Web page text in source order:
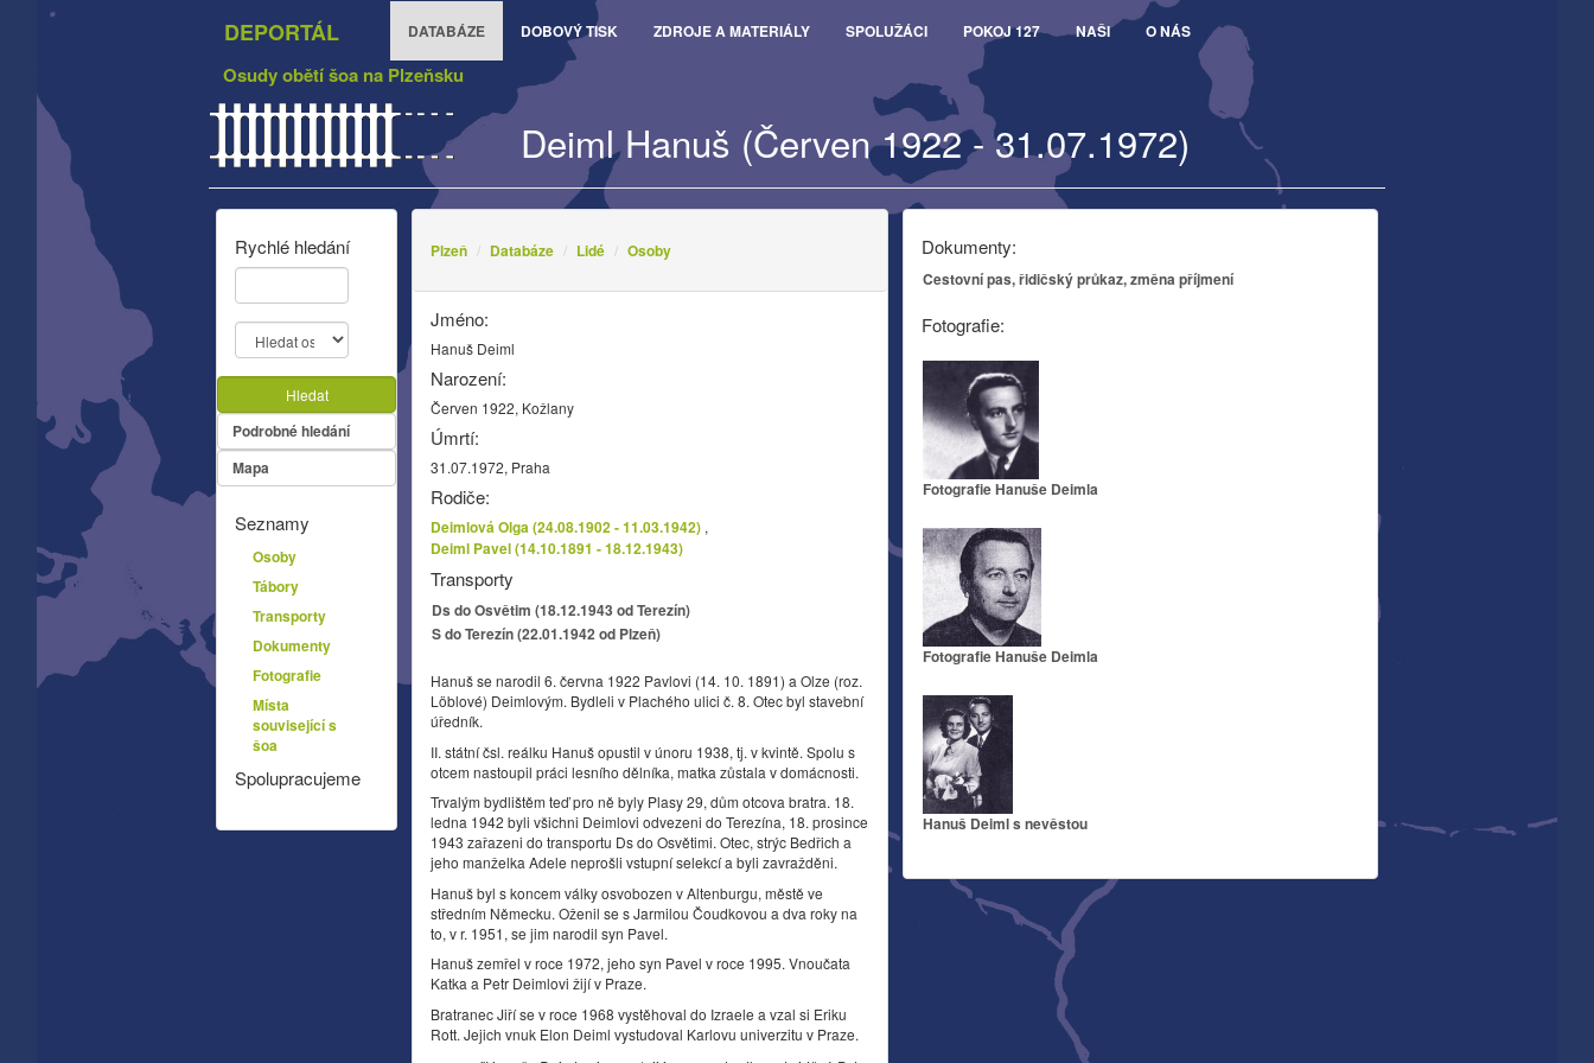
DEPORTÁL DATABÁZE DOBOVÝ TISK ZDROJE A MATERIÁLY SPOLUŽÁCI POKOJ 127 NAŠI O NÁS
Osudy obětí šoa na Plzeňsku
Deiml Hanuš (Červen 1922 - 31.07.1972)
Dokumenty:
Cestovní pas, řidičský průkaz, změna příjmení
Fotografie:
Fotografie Hanuše Deimla
Fotografie Hanuše Deimla
Hanuš Deiml s nevěstou
Plzeň Databáze Lidé Osoby
Jméno:
Hanuš Deiml
Narození:
Červen 1922, Kožlany
Úmrtí:
31.07.1972, Praha
Rodiče:
Deimlová Olga (24.08.1902 - 11.03.1942) ,
Deiml Pavel (14.10.1891 - 18.12.1943)
Transporty
Ds do Osvětim (18.12.1943 od Terezín)
S do Terezín (22.01.1942 od Plzeň)
Hanuš se narodil 6. června 1922 Pavlovi (14. 10. 1891) a Olze (roz.
Löblové) Deimlovým. Bydleli v Plachého ulici č. 8. Otec byl stavební
úředník.
II. státní čsl. reálku Hanuš opustil v únoru 1938, tj. v kvintě. Spolu s
otcem nastoupil práci lesního dělníka, matka zůstala v domácnosti.
Trvalým bydlištěm teď pro ně byly Plasy 29, dům otcova bratra. 18.
ledna 1942 byli všichni Deimlovi odvezeni do Terezína, 18. prosince
1943 zařazeni do transportu Ds do Osvětimi. Otec, strýc Bedřich a
jeho manželka Adele neprošli vstupní selekcí a byli zavražděni.
Hanuš byl s koncem války osvobozen v Altenburgu, městě ve
středním Německu. Oženil se s Jarmilou Čoudkovou a dva roky na
to, v r. 1951, se jim narodil syn Pavel.
Hanuš zemřel v roce 1972, jeho syn Pavel v roce 1995. Vnoučata
Katka a Petr Deimlovi žijí v Praze.
Bratranec Jiří se v roce 1968 vystěhoval do Izraele a vzal si Eriku
Rott. Jejich vnuk Elon Deiml vystudoval Karlovu univerzitu v Praze.
Rychlé hledání
Hledat
Podrobné hledání
Mapa
Seznamy
Osoby
Tábory
Transporty
Dokumenty
Fotografie
Místa
související s
šoa
Spolupracujeme